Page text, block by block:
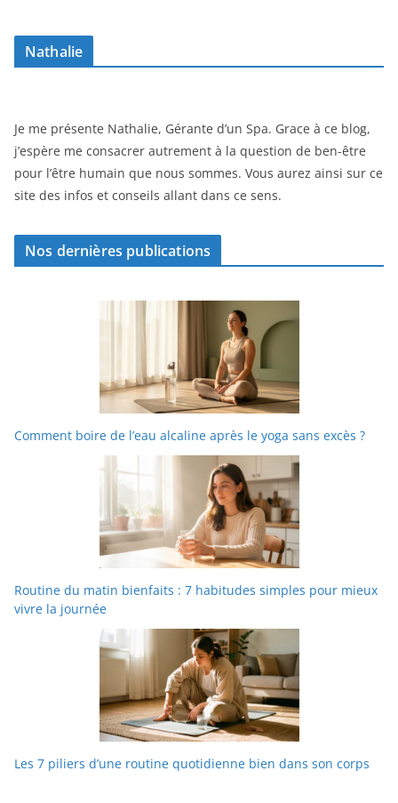
Nathalie
Je me présente Nathalie, Gérante d’un Spa. Grace à ce blog,
j’espère me consacrer autrement à la question de ben-être
pour l’être humain que nous sommes. Vous aurez ainsi sur ce
site des infos et conseils allant dans ce sens.
Nos dernières publications
Comment boire de l’eau alcaline après le yoga sans excès ?
Routine du matin bienfaits : 7 habitudes simples pour mieux
vivre la journée
Les 7 piliers d’une routine quotidienne bien dans son corps